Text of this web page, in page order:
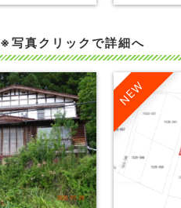
※写真クリックで詳細へ
NEW